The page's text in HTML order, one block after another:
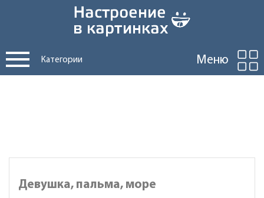
Категории Меню
Девушка, пальма, море